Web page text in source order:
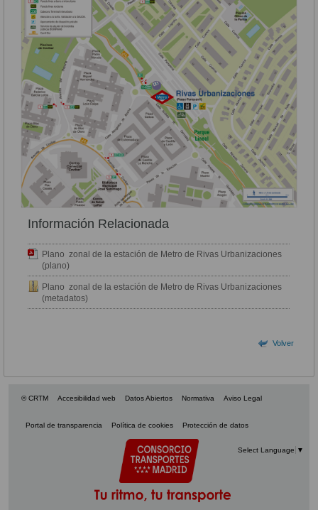
Información Relacionada
Plano zonal de la estación de Metro de Rivas Urbanizaciones
(plano)
Plano zonal de la estación de Metro de Rivas Urbanizaciones
(metadatos)
Volver
© CRTM Accesibilidad web Datos Abiertos Normativa Aviso Legal
Portal de transparencia Política de cookies Protección de datos
Select Language ▼